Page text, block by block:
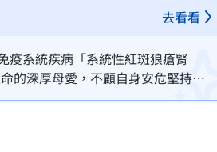
去看看
疫系統疾病「系統性紅斑狼瘡腎
的深厚母愛，不顧自身安危堅持繼
，如今母女都仍在搶救中，尚未脫離